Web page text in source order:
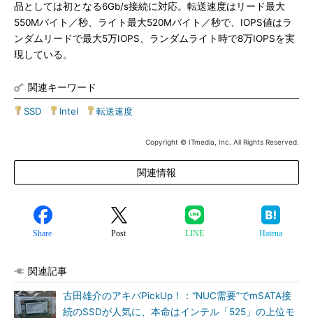
品としては初となる6Gb/s接続に対応。転送速度はリード最大
550Mバイト／秒、ライト最大520Mバイト／秒で、IOPS値はラ
ンダムリードで最大5万IOPS、ランダムライト時で8万IOPSを実
現している。
関連キーワード
SSD Intel 転送速度
Copyright © ITmedia, Inc. All Rights Reserved.
関連情報
Share Post LINE Hatena
関連記事
古田雄介のアキバPickUp！：“NUC需要”でmSATA接
続のSSDが人気に、本命はインテル「525」の上位モ